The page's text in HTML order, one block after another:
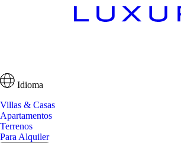
Idioma
Villas & Casas
Apartamentos
Terrenos
Para Alquiler